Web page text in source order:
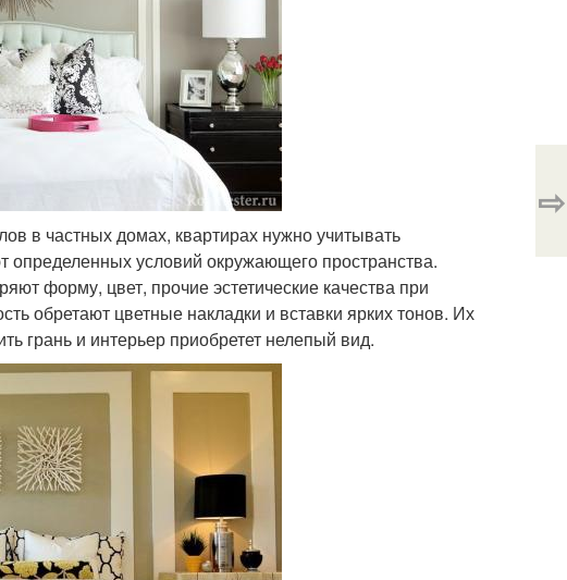
в частных домах, квартирах нужно учитывать
условий окружающего пространства.
форму, цвет, прочие эстетические качества при
обретают цветные накладки и вставки ярких тонов. Их
грань и интерьер приобретет нелепый вид.
⇨